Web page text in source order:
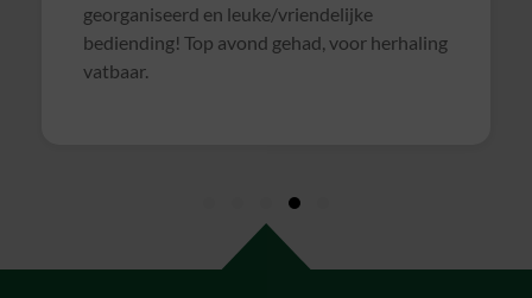
voor herhaling